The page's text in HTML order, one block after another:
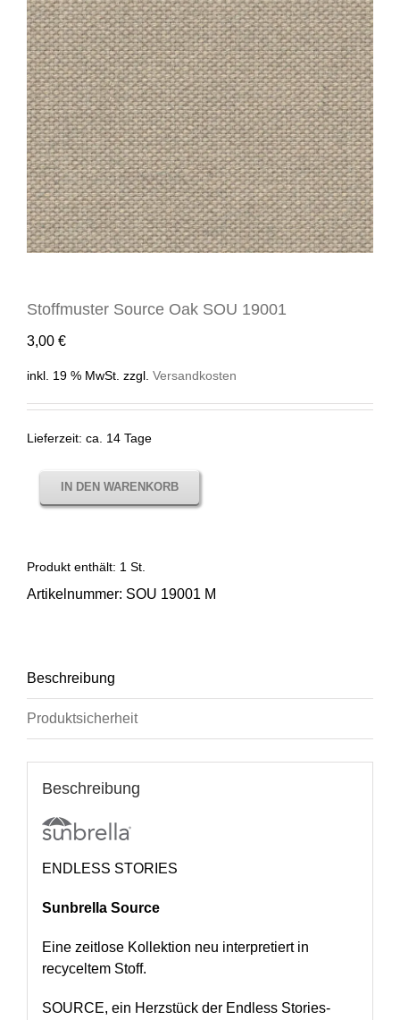
Stoffmuster Source Oak SOU 19001
3,00 €
inkl. 19 % MwSt. zzgl. Versandkosten
Lieferzeit: ca. 14 Tage
IN DEN WARENKORB
Produkt enthält: 1 St.
Artikelnummer: SOU 19001 M
Beschreibung
Produktsicherheit
Beschreibung
ENDLESS STORIES
Sunbrella Source
Eine zeitlose Kollektion neu interpretiert in
recyceltem Stoff.
SOURCE, ein Herzstück der Endless Stories-